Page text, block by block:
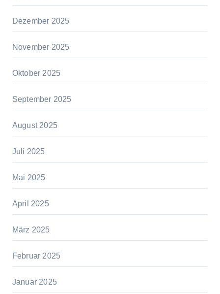
Dezember 2025
November 2025
Oktober 2025
September 2025
August 2025
Juli 2025
Mai 2025
April 2025
März 2025
Februar 2025
Januar 2025